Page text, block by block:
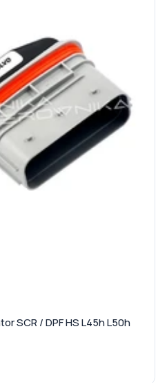
SCR / DPF HS L45h L50h